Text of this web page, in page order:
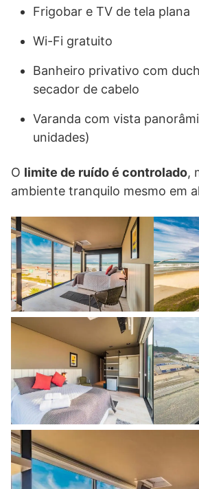
Frigobar e TV de tela plana
Wi-Fi gratuito
Banheiro privativo com
secador de cabelo
Varanda com vista
unidades)
O limite de ruído é controlado,
ambiente tranquilo mesmo em